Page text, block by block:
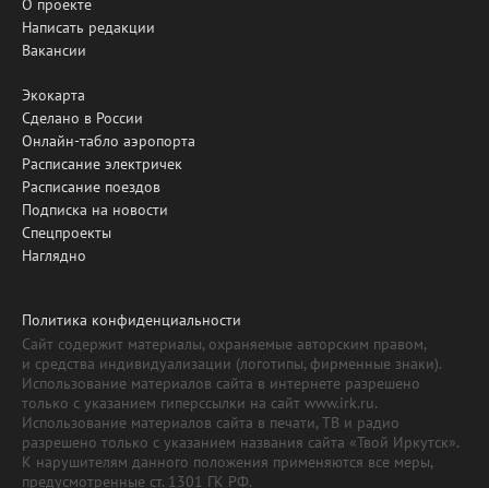
Написать редакции
Вакансии
Экокарта
Сделано в России
Онлайн-табло аэропорта
Расписание электричек
Расписание поездов
Подписка на новости
Спецпроекты
Наглядно
Политика конфиденциальности
Сайт содержит материалы, охраняемые авторским правом,
и средства индивидуализации (логотипы, фирменные знаки).
Использование материалов сайта в интернете разрешено
только с указанием гиперссылки на сайт www.irk.ru.
Использование материалов сайта в печати, ТВ и радио
разрешено только с указанием названия сайта «Твой Иркутск».
К нарушителям данного положения применяются все меры,
предусмотренные ст. 1301 ГК РФ.